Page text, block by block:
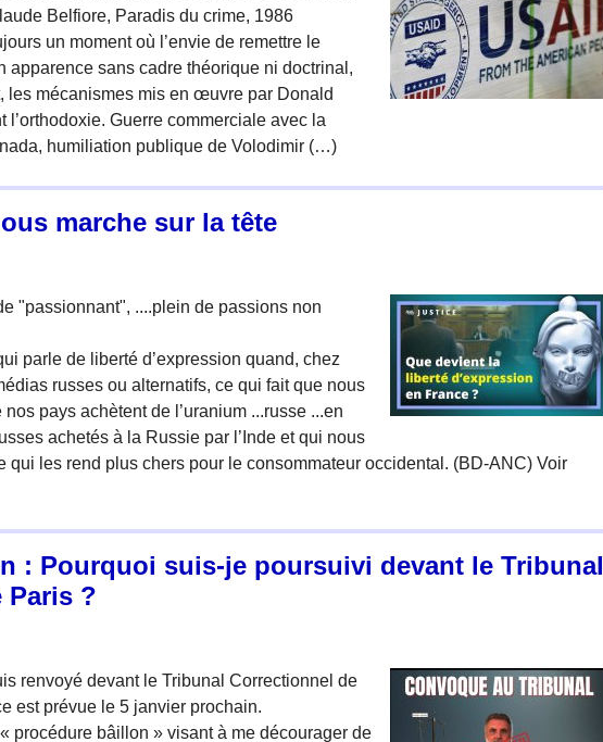
Belfiore, Paradis du crime, 1986
un moment où l’envie de remettre le
apparence sans cadre théorique ni doctrinal,
les mécanismes mis en œuvre par Donald
l’orthodoxie. Guerre commerciale avec la
humiliation publique de Volodimir (…)
marche sur la tête
"passionnant", ....plein de passions non
parle de liberté d’expression quand, chez
russes ou alternatifs, ce qui fait que nous
pays achètent de l’uranium ...russe ...en
achetés à la Russie par l’Inde et qui nous
qui les rend plus chers pour le consommateur occidental. (BD-ANC) Voir
: Pourquoi suis-je poursuivi devant le Tribunal
Paris ?
renvoyé devant le Tribunal Correctionnel de
est prévue le 5 janvier prochain.
« procédure bâillon » visant à me décourager de